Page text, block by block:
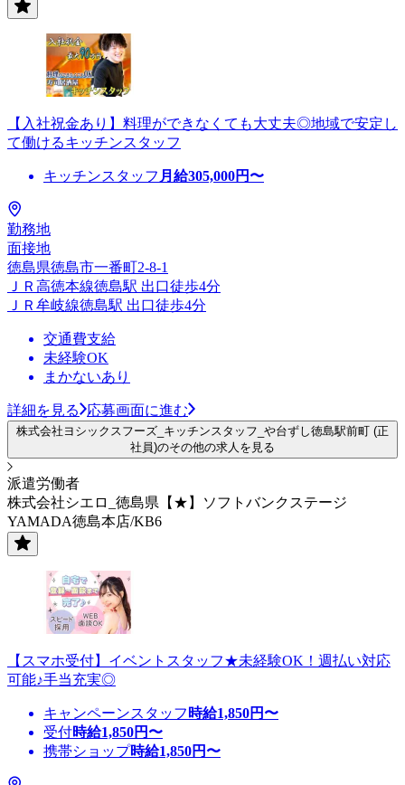
【入社祝金あり】料理ができなくても大丈夫◎地域で安定し
て働けるキッチンスタッフ
キッチンスタッフ 月給305,000円〜
勤務地
面接地
徳島県徳島市一番町2-8-1
ＪＲ高徳本線徳島駅 出口徒歩4分
ＪＲ牟岐線徳島駅 出口徒歩4分
交通費支給
未経験OK
まかないあり
詳細を見る 応募画面に進む
株式会社ヨシックスフーズ_キッチンスタッフ_や台ずし徳島駅前町 (正
社員)のその他の求人を見る
派遣労働者
株式会社シエロ_徳島県【★】ソフトバンクステージ
YAMADA徳島本店/KB6
【スマホ受付】イベントスタッフ★未経験OK！週払い対応
可能♪手当充実◎
キャンペーンスタッフ 時給1,850円〜
受付時給1,850円〜
携帯ショップ時給1,850円〜